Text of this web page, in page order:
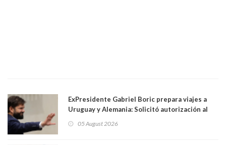
ExPresidente Gabriel Boric prepara viajes a
Uruguay y Alemania: Solicitó autorización al
05 August 2026